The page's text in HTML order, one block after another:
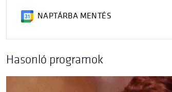
NAPTÁRBA MENTÉS
Hasonló programok